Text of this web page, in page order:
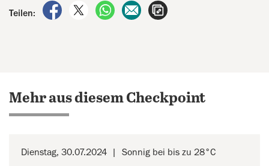
Teilen:
auf Facebook teilen
auf X teilenper WhatsApp teilen
per E-Mail teilen
Mehr aus diesem Checkpoint
Dienstag, 30.07.2024 Sonnig bei bis zu 28°C